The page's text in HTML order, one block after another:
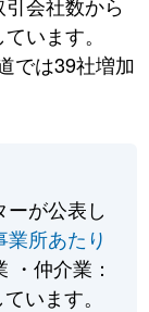
会社数から
います。
では39社増加
が公表し
業所あたり
・仲介業：
います。